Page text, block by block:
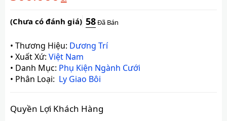
(Chưa có đánh giá) 58Đã Bán
• Thương Hiệu: Dương Trí
• Xuất Xứ: Việt Nam
• Danh Mục: Phụ Kiện Ngành Cưới
• Phân Loại: Ly Giao Bôi
Quyền Lợi Khách Hàng